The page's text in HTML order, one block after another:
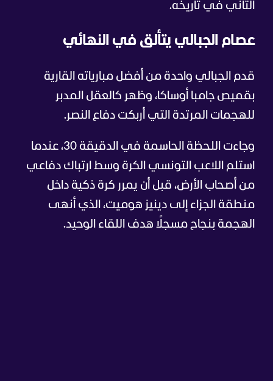
الثاني في تاريخه.
عصام الجبالي يتألق في النهائي
قدم الجبالي واحدة من أفضل مبارياته القارية
بقميص جامبا أوساكا، وظهر كالعقل المدبر
للهجمات المرتدة التي أربكت دفاع النصر.
وجاءت اللحظة الحاسمة في الدقيقة 30، عندما
استلم اللاعب التونسي الكرة وسط ارتباك دفاعي
من أصحاب الأرض، قبل أن يمرر كرة ذكية داخل
منطقة الجزاء إلى دينيز هوميت، الذي أنهى
الهجمة بنجاح مسجلًا هدف اللقاء الوحيد.